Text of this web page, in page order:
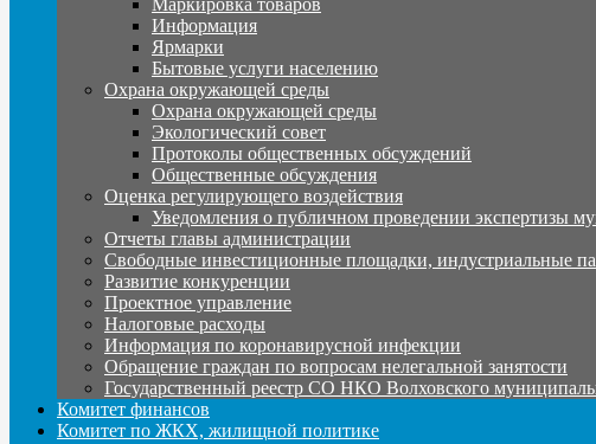
Информация
Ярмарки
Бытовые услуги населению
Охрана окружающей среды
Охрана окружающей среды
Экологический совет
Протоколы общественных обсуждений
Общественные обсуждения
Оценка регулирующего воздействия
Уведомления о публичном проведении экспертизы
Отчеты главы администрации
Свободные инвестиционные площадки, индустриальные
Развитие конкуренции
Проектное управление
Налоговые расходы
Информация по коронавирусной инфекции
Обращение граждан по вопросам нелегальной занятости
Государственный реестр СО НКО Волховского
Комитет финансов
Комитет по ЖКХ, жилищной политике